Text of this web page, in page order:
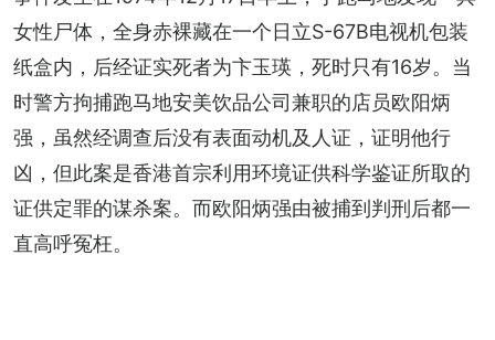
女性尸体，全身赤裸藏在一个日立S-67B电视机包装
纸盒内，后经证实死者为卞玉瑛，死时只有16岁。当
时警方拘捕跑马地安美饮品公司兼职的店员欧阳炳
强，虽然经调查后没有表面动机及人证，证明他行
凶，但此案是香港首宗利用环境证供科学鉴证所取的
证供定罪的谋杀案。而欧阳炳强由被捕到判刑后都一
直高呼冤枉。